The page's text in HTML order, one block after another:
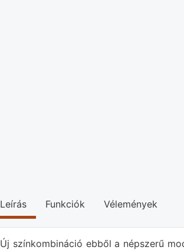
Leírás Funkciók Vélemények
Új színkombináció ebből a népszerű